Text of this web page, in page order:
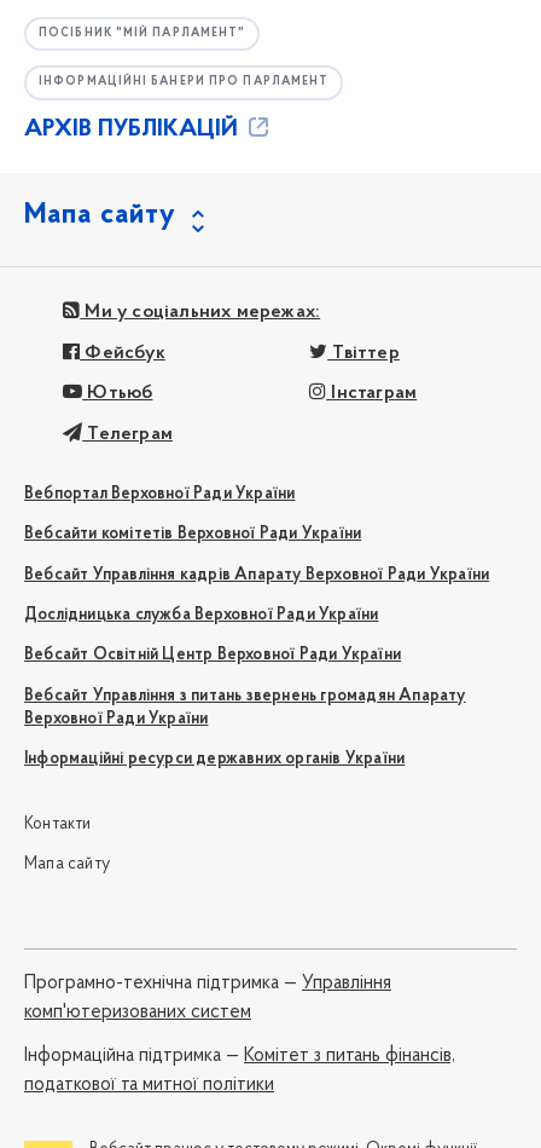
ПОСІБНИК "МІЙ ПАРЛАМЕНТ"
ІНФОРМАЦІЙНІ БАНЕРИ ПРО ПАРЛАМЕНТ
АРХІВ ПУБЛІКАЦІЙ
Мапа сайту
Ми у соціальних мережах:
Фейсбук Твіттер
Ютьюб Інстаграм
Телеграм
Вебпортал Верховної Ради України
Вебсайти комітетів Верховної Ради України
Вебсайт Управління кадрів Апарату Верховної Ради України
Дослідницька служба Верховної Ради України
Вебсайт Освітній Центр Верховної Ради України
Вебсайт Управління з питань звернень громадян Апарату
Верховної Ради України
Інформаційні ресурси державних органів України
Контакти
Мапа сайту
Програмно-технічна підтримка — Управління
комп'ютеризованих систем
Iнформаційна підтримка — Комітет з питань фінансів,
податкової та митної політики